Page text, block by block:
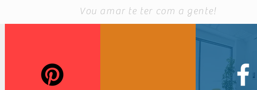
Vou amar te ter com a gente!